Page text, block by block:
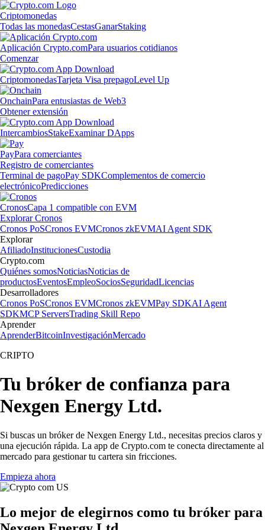
Criptomonedas
Todas las monedasCestasGanarStaking
Aplicación Crypto.comPara usuarios cotidianos
Comenzar
CriptomonedasTarjeta Visa prepagoLevel Up
OnchainPara entusiastas de Web3
Obtener extensión
IntercambiosStakeExaminar DApps
PayPara comerciantes
Registro de comerciantes
Terminal de pagoPay SDKComplementos de comercio
electrónicoPredicciones
CronosCapa 1 compatible con EVM
Explorar Cronos
Cronos PoSCronos EVMCronos zkEVMAI Agent SDK
Explorar
AfiliadoInstitucionesCustodia
Crypto.com
Quiénes somosNoticiasNoticias de
productosEventosEmpleoSociosSeguridadLicencias
Desarrolladores
Cronos PoSCronos EVMCronos zkEVMPay SDKAI Agent
SDKMCP ServersTrading Skill Repo
Aprender
AprenderBitcoinInvestigaciónMercado
CRIPTO
Tu bróker de confianza para
Nexgen Energy Ltd.
Si buscas un bróker de Nexgen Energy Ltd., necesitas precios claros y
una ejecución rápida. La app de Crypto.com te conecta directamente al
mercado para gestionar tu cartera sin fricciones.
Empieza ahora
Lo mejor de elegirnos como tu bróker para